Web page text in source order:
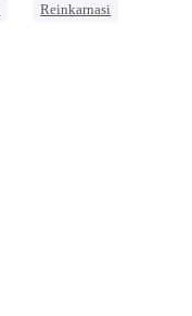
Reinkarnasi